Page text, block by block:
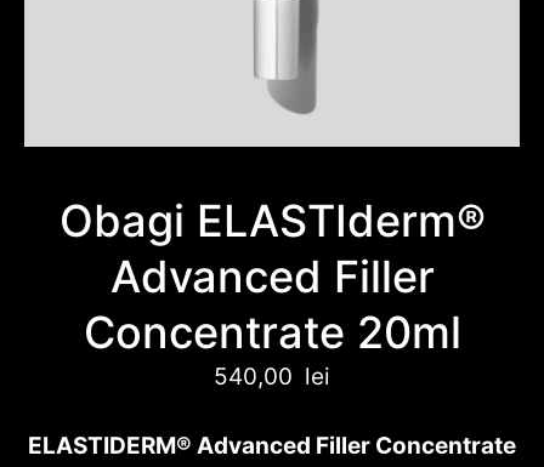
Obagi ELASTIderm®
Advanced Filler
Concentrate 20ml
540,00 lei
ELASTIDERM® Advanced Filler Concentrate